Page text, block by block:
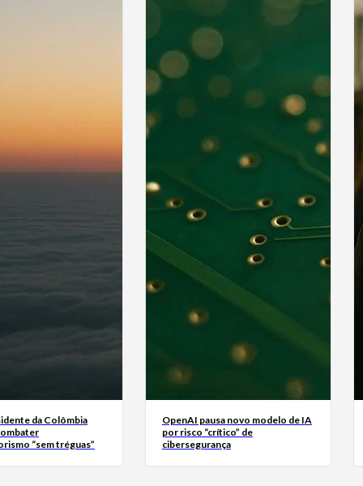
da Colômbia
“sem tréguas”
OpenAI pausa novo modelo de IA
por risco “crítico” de
cibersegurança